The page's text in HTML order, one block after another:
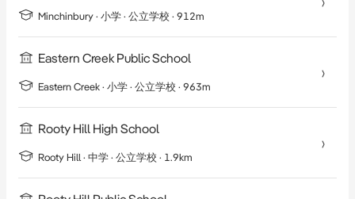
Minchinbury · 小学 · 公立学校 · 912m
Eastern Creek Public School
Eastern Creek · 小学 · 公立学校 · 963m
Rooty Hill High School
Rooty Hill· 中学 · 公立学校 · 1.9km